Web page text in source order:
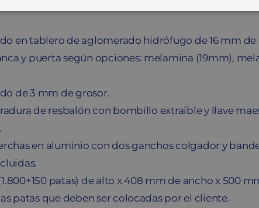
en tablero de aglomerado hidrófugo de 16 mm
y puerta según opciones: melamina (19mm),
de 3 mm de grosor.
de resbalón con bombillo extraíble y llave
en aluminio con dos ganchos colgador y
patas) de alto x 408 mm de ancho x 500
patas que deben ser colocadas por el cliente.